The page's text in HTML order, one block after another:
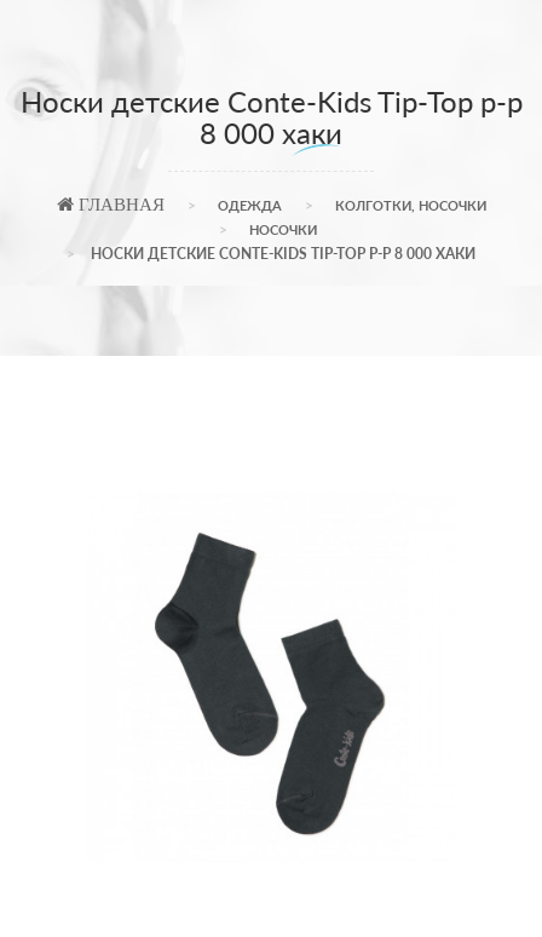
Носки детские Conte-Kids Tip-Top р-р
8 000 хаки
ГЛАВНАЯ ОДЕЖДА
КОЛГОТКИ, НОСОЧКИ
НОСОЧКИ
НОСКИ ДЕТСКИЕ CONTE-KIDS TIP-TOP Р-Р 8 000 ХАКИ